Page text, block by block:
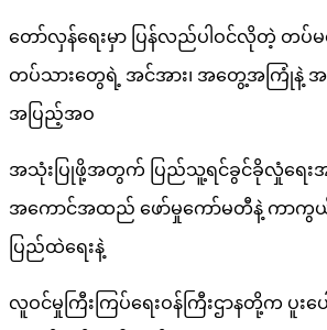
တော်လှန်ရေးမှာ ပြန်လည်ပါဝင်လိုတဲ့ တပ်မ
တပ်သားတွေရဲ့ အင်အား၊ အတွေ့အကြုံနဲ့
အပြည့်အဝ
အသုံးပြုဖို့အတွက် ပြည်သူ့ရင်ခွင်ခိုလှုံရေး
အကောင်အထည် ဖော်မှုကော်မတီနဲ့ ကာကွယ်ရ
ပြည်ထဲရေးနဲ့
လူဝင်မှုကြီးကြပ်ရေးဝန်ကြီးဌာနတို့က ပူးပေါ